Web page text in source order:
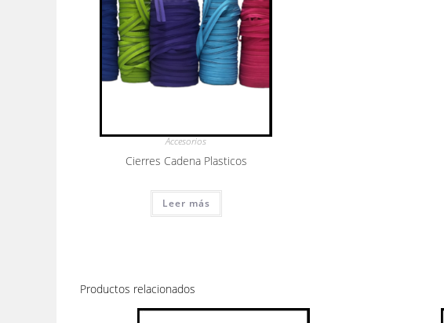
Accesorios
Cierres Cadena Plasticos
Leer más
Productos relacionados